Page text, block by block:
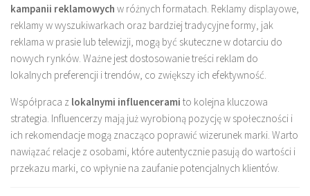
kampanii reklamowych w różnych formatach. Reklamy displayowe,
reklamy w wyszukiwarkach oraz bardziej tradycyjne formy, jak
reklama w prasie lub telewizji, mogą być skuteczne w dotarciu do
nowych rynków. Ważne jest dostosowanie treści reklam do
lokalnych preferencji i trendów, co zwiększy ich efektywność.
Współpraca z lokalnymi influencerami to kolejna kluczowa
strategia. Influencerzy mają już wyrobioną pozycję w społeczności i
ich rekomendacje mogą znacząco poprawić wizerunek marki. Warto
nawiązać relacje z osobami, które autentycznie pasują do wartości i
przekazu marki, co wpłynie na zaufanie potencjalnych klientów.